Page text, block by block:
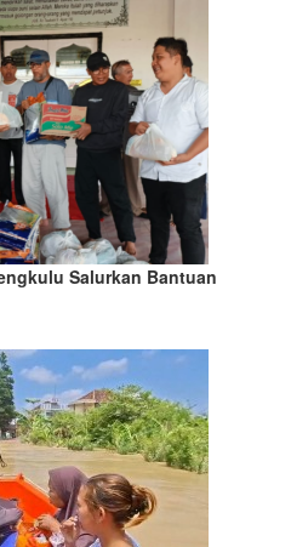
Salurkan Bantuan